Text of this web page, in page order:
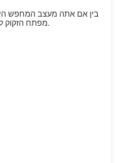
מפתח הזקוק לדמויות אמיתיות למראה, או יוצר סיפורים, הפלטפורמה שלנו כאן עבורך.